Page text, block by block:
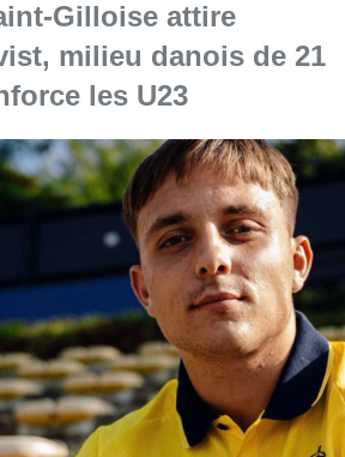
Gilloise attire
milieu danois de 21
les U23